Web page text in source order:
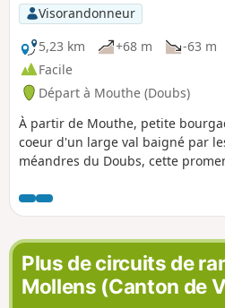
Visorandonneur
5,23 km
+68 m -63 m
Facile
Départ à Mouthe (Doubs)
À partir de Mouthe, petite
coeur d'un large val baigné par
méandres du Doubs, cette
rivière inscrite à l'inventaire des
du département puis la
Plus de circuits de
Mollens (Canton de